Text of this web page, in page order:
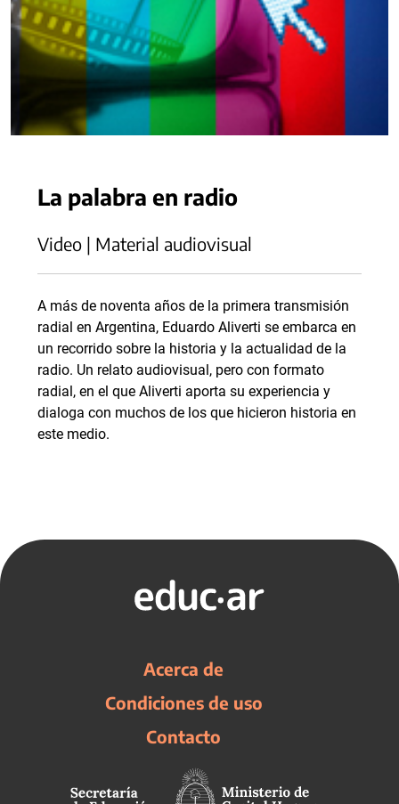
La palabra en radio
Video | Material audiovisual
A más de noventa años de la primera transmisión
radial en Argentina, Eduardo Aliverti se embarca en
un recorrido sobre la historia y la actualidad de la
radio. Un relato audiovisual, pero con formato
radial, en el que Aliverti aporta su experiencia y
dialoga con muchos de los que hicieron historia en
este medio.
Acerca de
Condiciones de uso
Contacto